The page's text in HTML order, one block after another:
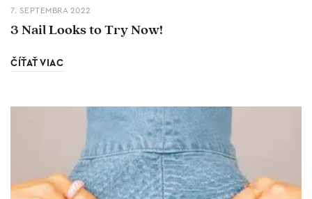
7. SEPTEMBRA 2022
3 Nail Looks to Try Now!
ČÍŤAŤ VIAC